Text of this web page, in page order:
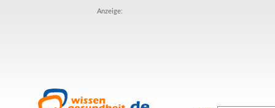
Anzeige: